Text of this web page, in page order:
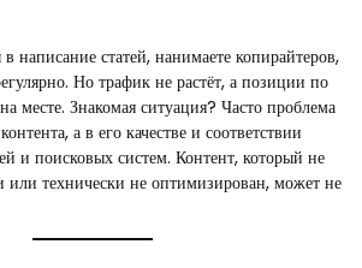
написание статей, нанимаете копирайтеров,
Но трафик не растёт, а позиции по
месте. Знакомая ситуация? Часто проблема
а в его качестве и соответствии
и поисковых систем. Контент, который не
или технически не оптимизирован, может не